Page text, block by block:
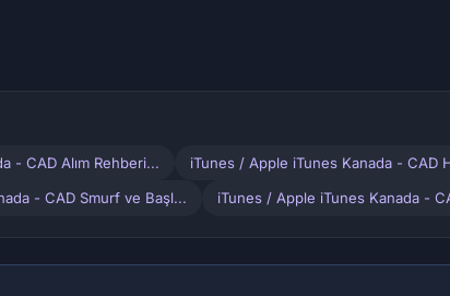
- CAD Alım Rehberi... iTunes / Apple iTunes Kanada - CAD
- CAD Smurf ve Başl... iTunes / Apple iTunes Kanada -